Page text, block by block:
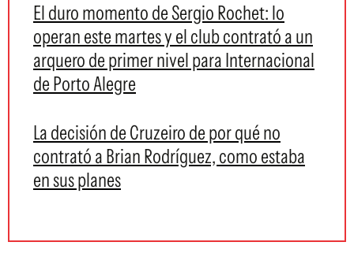
El duro momento de Sergio Rochet: lo
operan este martes y el club contrató a un
arquero de primer nivel para Internacional
de Porto Alegre
La decisión de Cruzeiro de por qué no
contrató a Brian Rodríguez, como estaba
en sus planes